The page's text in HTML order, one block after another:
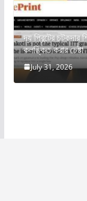
দ্য প্রিন্টের
কলঙ্কিত করার চেষ্টা
July 31, 2026